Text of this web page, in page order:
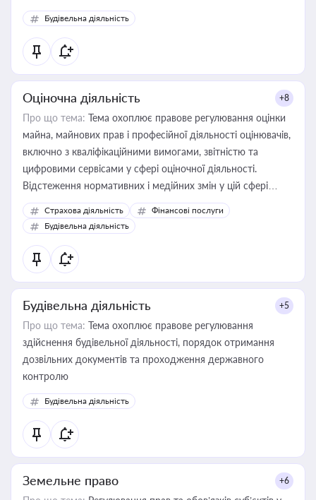
Будівельна діяльність
Оціночна діяльність +8
Про що тема: Тема охоплює правове регулювання оцінки
майна, майнових прав і професійної діяльності оцінювачів,
включно з кваліфікаційними вимогами, звітністю та
цифровими сервісами у сфері оціночної діяльності.
Відстеження нормативних і медійних змін у цій сфері
корисне для власника бізнесу, керівника, юриста або
бухгалтера під час оподаткування, приватизації, оренди
державного майна, корпоративних угод і перевірки
статусу суб'єктів оціночної діяльності
Страхова діяльність
Фінансові послуги
Будівельна діяльність
Будівельна діяльність +5
Про що тема: Тема охоплює правове регулювання
здійснення будівельної діяльності, порядок отримання
дозвільних документів та проходження державного
контролю
Будівельна діяльність
Земельне право +6